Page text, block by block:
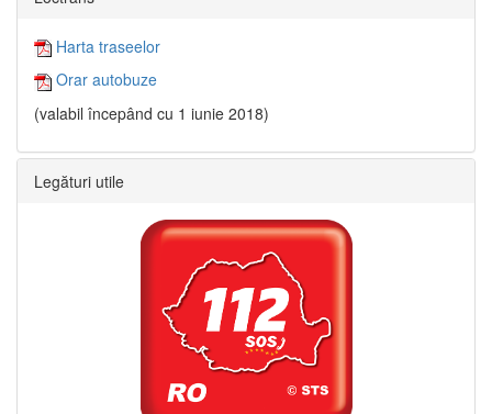
Harta traseelor
Orar autobuze
(valabil începând cu 1 iunie 2018)
Legături utile